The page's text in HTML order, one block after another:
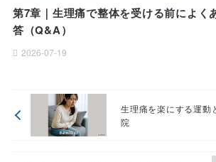
第7章｜生理痛で整体を受ける前によく
答（Q&A）
2026-07-19
生理痛を楽にする運動
院